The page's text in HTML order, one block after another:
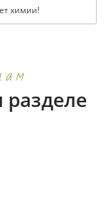
химии!
разделе